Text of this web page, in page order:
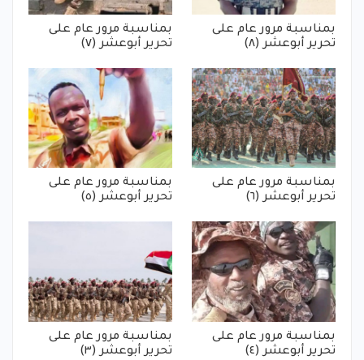
بمناسبة مرور عام على
تحرير أبوعشر (٨)
بمناسبة مرور عام على
تحرير أبوعشر (٧)
بمناسبة مرور عام على
تحرير أبوعشر (٦)
بمناسبة مرور عام على
تحرير أبوعشر (٥)
بمناسبة مرور عام على
تحرير أبوعشر (٤)
بمناسبة مرور عام على
تحرير أبوعشر (٣)